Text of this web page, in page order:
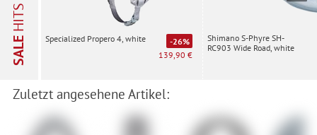
SALE
HITS
Specialized Propero 4, white
-26%
139,90 €
Shimano S-Phyre SH-
RC903 Wide Road, white
Zuletzt angesehene Artikel: